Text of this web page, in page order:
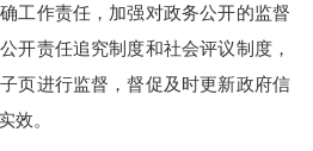
工作责任，加强对政务公开的监督
开责任追究制度和社会评议制度，
页进行监督，督促及时更新政府信
效。